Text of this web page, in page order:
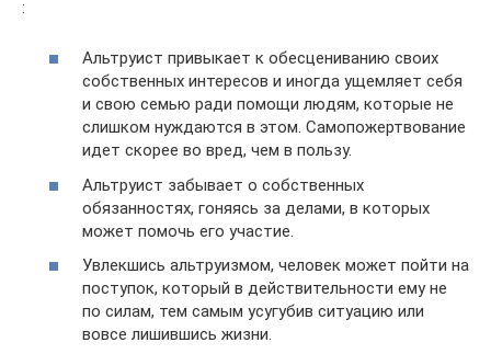
:
Альтруист привыкает к обесцениванию своих
собственных интересов и иногда ущемляет себя
и свою семью ради помощи людям, которые не
слишком нуждаются в этом. Самопожертвование
идет скорее во вред, чем в пользу.
Альтруист забывает о собственных
обязанностях, гоняясь за делами, в которых
может помочь его участие.
Увлекшись альтруизмом, человек может пойти на
поступок, который в действительности ему не
по силам, тем самым усугубив ситуацию или
вовсе лишившись жизни.